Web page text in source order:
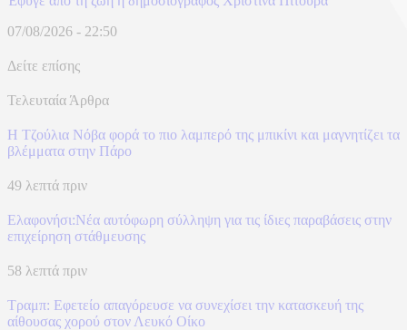
07/08/2026 - 22:50
Δείτε επίσης
Τελευταία Άρθρα
Η Τζούλια Νόβα φορά το πιο λαμπερό της μπικίνι και μαγνητίζει τα
βλέμματα στην Πάρο
49 λεπτά πριν
Ελαφονήσι:Νέα αυτόφωρη σύλληψη για τις ίδιες παραβάσεις στην
επιχείρηση στάθμευσης
58 λεπτά πριν
Τραμπ: Εφετείο απαγόρευσε να συνεχίσει την κατασκευή της
αίθουσας χορού στον Λευκό Οίκο